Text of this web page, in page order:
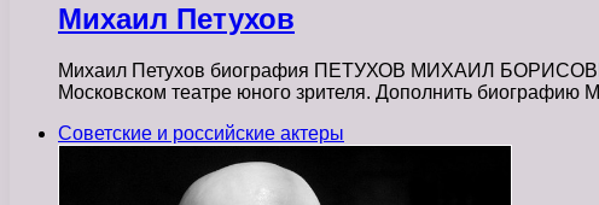
Михаил Петухов
Михаил Петухов биография ПЕТУХОВ МИХАИЛ БОРИСОВИЧ
Московском театре юного зрителя. Дополнить
Советские и российские актеры